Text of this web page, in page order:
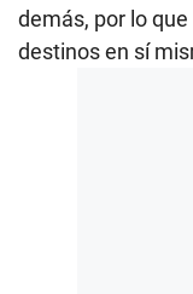
demás, por lo
destinos en sí